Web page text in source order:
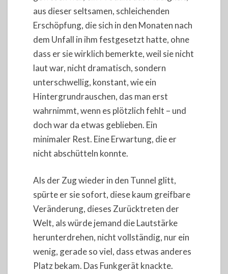
aus dieser seltsamen, schleichenden
Erschöpfung, die sich in den Monaten nach
dem Unfall in ihm festgesetzt hatte, ohne
dass er sie wirklich bemerkte, weil sie nicht
laut war, nicht dramatisch, sondern
unterschwellig, konstant, wie ein
Hintergrundrauschen, das man erst
wahrnimmt, wenn es plötzlich fehlt – und
doch war da etwas geblieben. Ein
minimaler Rest. Eine Erwartung, die er
nicht abschütteln konnte.
Als der Zug wieder in den Tunnel glitt,
spürte er sie sofort, diese kaum greifbare
Veränderung, dieses Zurücktreten der
Welt, als würde jemand die Lautstärke
herunterdrehen, nicht vollständig, nur ein
wenig, gerade so viel, dass etwas anderes
Platz bekam. Das Funkgerät knackte.